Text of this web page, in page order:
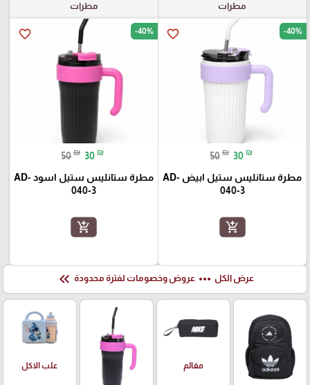
مطرات
favorite_border -40%
50 ₪ 30 ₪
مطرة ستانليس ستيل ابيض AD-
040-3
add_shopping_cart
مطرات
favorite_border -40%
50 ₪ 30 ₪
مطرة ستانليس ستيل اسود AD-
040-3
add_shopping_cart
عرض الكل more_horiz عروض وخصومات لفترة محدودة keyboard_double_arrow_left
مقالم علب الاكل